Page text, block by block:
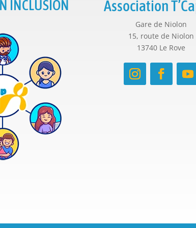
INCLUSION Association
Gare de Niolon
15, route de Niolon
13740 Le Rove